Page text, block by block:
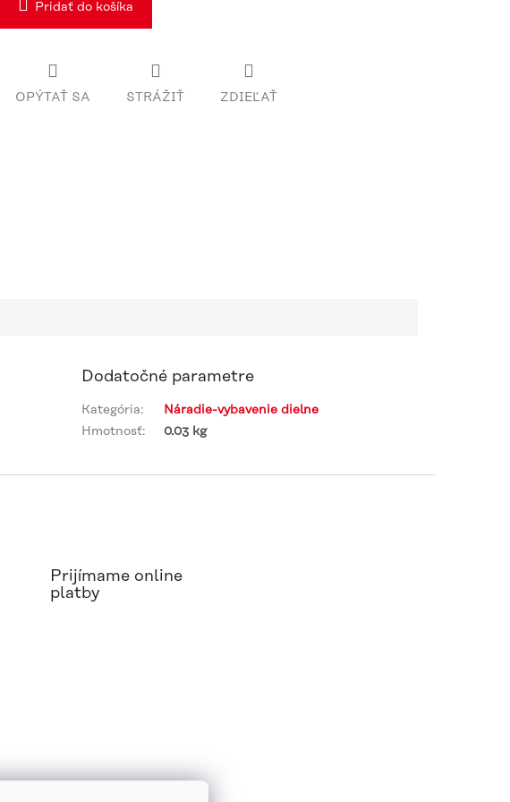
Pridať do košíka
OPÝTAŤ SA STRÁŽIŤ ZDIEĽAŤ
Dodatočné parametre
Kategória:
Náradie-vybavenie dielne
Hmotnosť: 0.03 kg
Prijímame online
platby